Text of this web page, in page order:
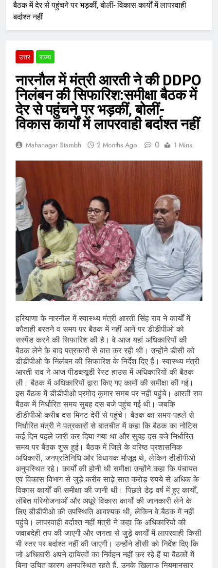
बैठक में देर से पहुंचने पर भड़कीं, बोलीं- विकास कार्यों में लापरवाही
बर्दाश्त नहीं
उत्तर राज्य
नारनौल में मंत्री आरती ने की DDPO
निलंबन की सिफारिश:समीक्षा बैठक में
देर से पहुंचने पर भड़कीं, बोलीं-
विकास कार्यों में लापरवाही बर्दाश्त नहीं
Mahanagar Stambh 2 Months Ago 0 1 Mins
हरियाणा के नारनौल में स्वास्थ्य मंत्री आरती सिंह राव ने कार्यों में
कौताही बरतने व समय पर बैठक में नहीं आने पर डीडीपीओ को
सस्पेंड करने की सिफारिश की है। वे आज यहां अधिकारियों की
बैठक लेने के बाद पत्रकारों से बात कर रही थी। उन्हाेंने डीसी को
डीडीपीओ के निलंबन की सिफारिश के निर्देश दिए हैं। स्वास्थ्य मंत्री
आरती राव ने आज पीडब्ल्यूडी रेस्ट हाउस में अधिकारियों की बैठक
ली। बैठक में अधिकारियों द्वारा किए गए कामों की समीक्षा की गई।
इस बैठक में डीडीपीओ प्रमोद कुमार समय पर नहीं पहुंचे। आरती राव
बैठक में निर्धारित समय सुबह दस बजे पहुंच गई थी। जबकि
डीडीपीओ करीब दस मिनट देरी से पहुंचे। बैठक का समय पहले से
निर्धारित मंत्री ने पत्रकारों से बातचीत में कहा कि बैठक का नोटिस
कई दिन पहले जारी कर दिया गया था और सुबह दस बजे निर्धारित
समय पर बैठक शुरू हुई। बैठक में जिले के वरिष्ठ प्रशासनिक
अधिकारी, जनप्रतिनिधि और विधायक मौजूद थे, लेकिन डीडीपीओ
अनुपस्थित रहे। कार्यों की होनी थी समीक्षा उन्होंने कहा कि पंचायत
एवं विकास विभाग से जुड़े करीब साढ़े सात करोड़ रुपये से अधिक के
विकास कार्यों की समीक्षा की जानी थी। पिछले डेढ़ वर्ष में हुए कार्यों,
लंबित परियोजनाओं और अधूरे विकास कार्यों की जानकारी लेने के
लिए डीडीपीओ की उपस्थिति आवश्यक थी, लेकिन वे बैठक में नहीं
पहुंचे। लापरवाही बर्दाश्त नहीं मंत्री ने कहा कि अधिकारियों की
जवाबदेही तय की जाएगी और जनता से जुड़े कार्यों में लापरवाही किसी
भी स्तर पर बर्दाश्त नहीं की जाएगी। उन्होंने डीसी को निर्देश दिए कि
जो अधिकारी अपने दायित्वों का निर्वहन नहीं कर रहे हैं या बैठकों में
बिना उचित कारण अनुपस्थित रहते हैं, उनके खिलाफ नियमानुसार